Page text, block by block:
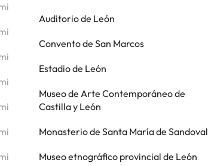
Auditorio de León
Convento de San Marcos
Estadio de León
Museo de Arte Contemporáneo de
Castilla y León
Monasterio de Santa María de Sandoval
Museo etnográfico provincial de León